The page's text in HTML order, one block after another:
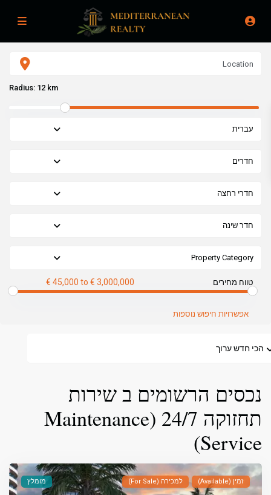
Radius: 12 km
עברית
חדרים
חדרי רחצה
חדר שינה
Property Category
טווח מחירים € 45,000 to € 3,000,000
אפשרויות חיפוש נוספות
הכי חדש ערוך
נכסים הרשומים ב שירות
תחזוקה 24/7 (Maintenance
Service)
מומלץ למכירה (For Sale) זמין (Available)